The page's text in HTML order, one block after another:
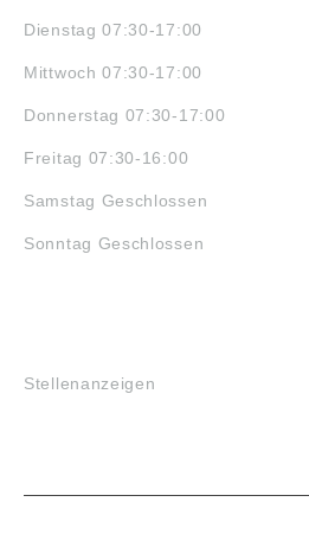
Dienstag 07:30-17:00
Mittwoch 07:30-17:00
Donnerstag 07:30-17:00
Freitag 07:30-16:00
Samstag Geschlossen
Sonntag Geschlossen
Stellenanzeigen